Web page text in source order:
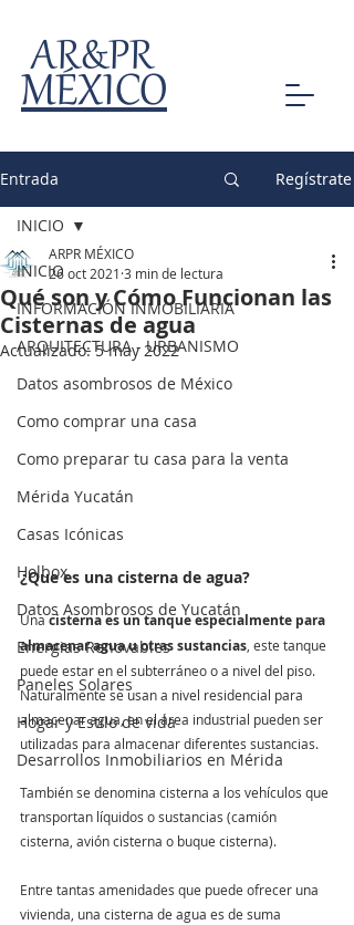
MÉXICO
AR&PR
Entrada Regístrate
INICIO
INFORMACIÓN INMOBILIARIA
ARQUITECTURA - URBANISMO
Datos asombrosos de México
Como comprar una casa
Como preparar tu casa para la venta
Mérida Yucatán
Casas Icónicas
Holbox
Datos Asombrosos de Yucatán
Energias Renovables
Paneles Solares
Hogar y Estilo de vida
Desarrollos Inmobiliarios en Mérida
INICIO
Qué son y Cómo Funcionan las
Cisternas de agua
ARPR MÉXICO
26 oct 2021 3 min de lectura
Actualizado: 5 may 2022
¿Que es una cisterna de agua?
Una cisterna es un tanque especialmente para
almacenar agua u otras sustancias , este tanque
puede estar en el subterráneo o a nivel del piso.
Naturalmente se usan a nivel residencial para
almacenar agua, en el área industrial pueden ser
utilizadas para almacenar diferentes sustancias.
También se denomina cisterna a los vehículos que
transportan líquidos o sustancias (camión
cisterna, avión cisterna o buque cisterna).
Entre tantas amenidades que puede ofrecer una
vivienda, una cisterna de agua es de suma